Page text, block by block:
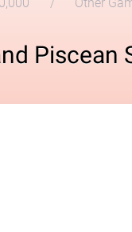
Piscean